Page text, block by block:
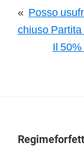
« Posso
chiuso
Il
Footer